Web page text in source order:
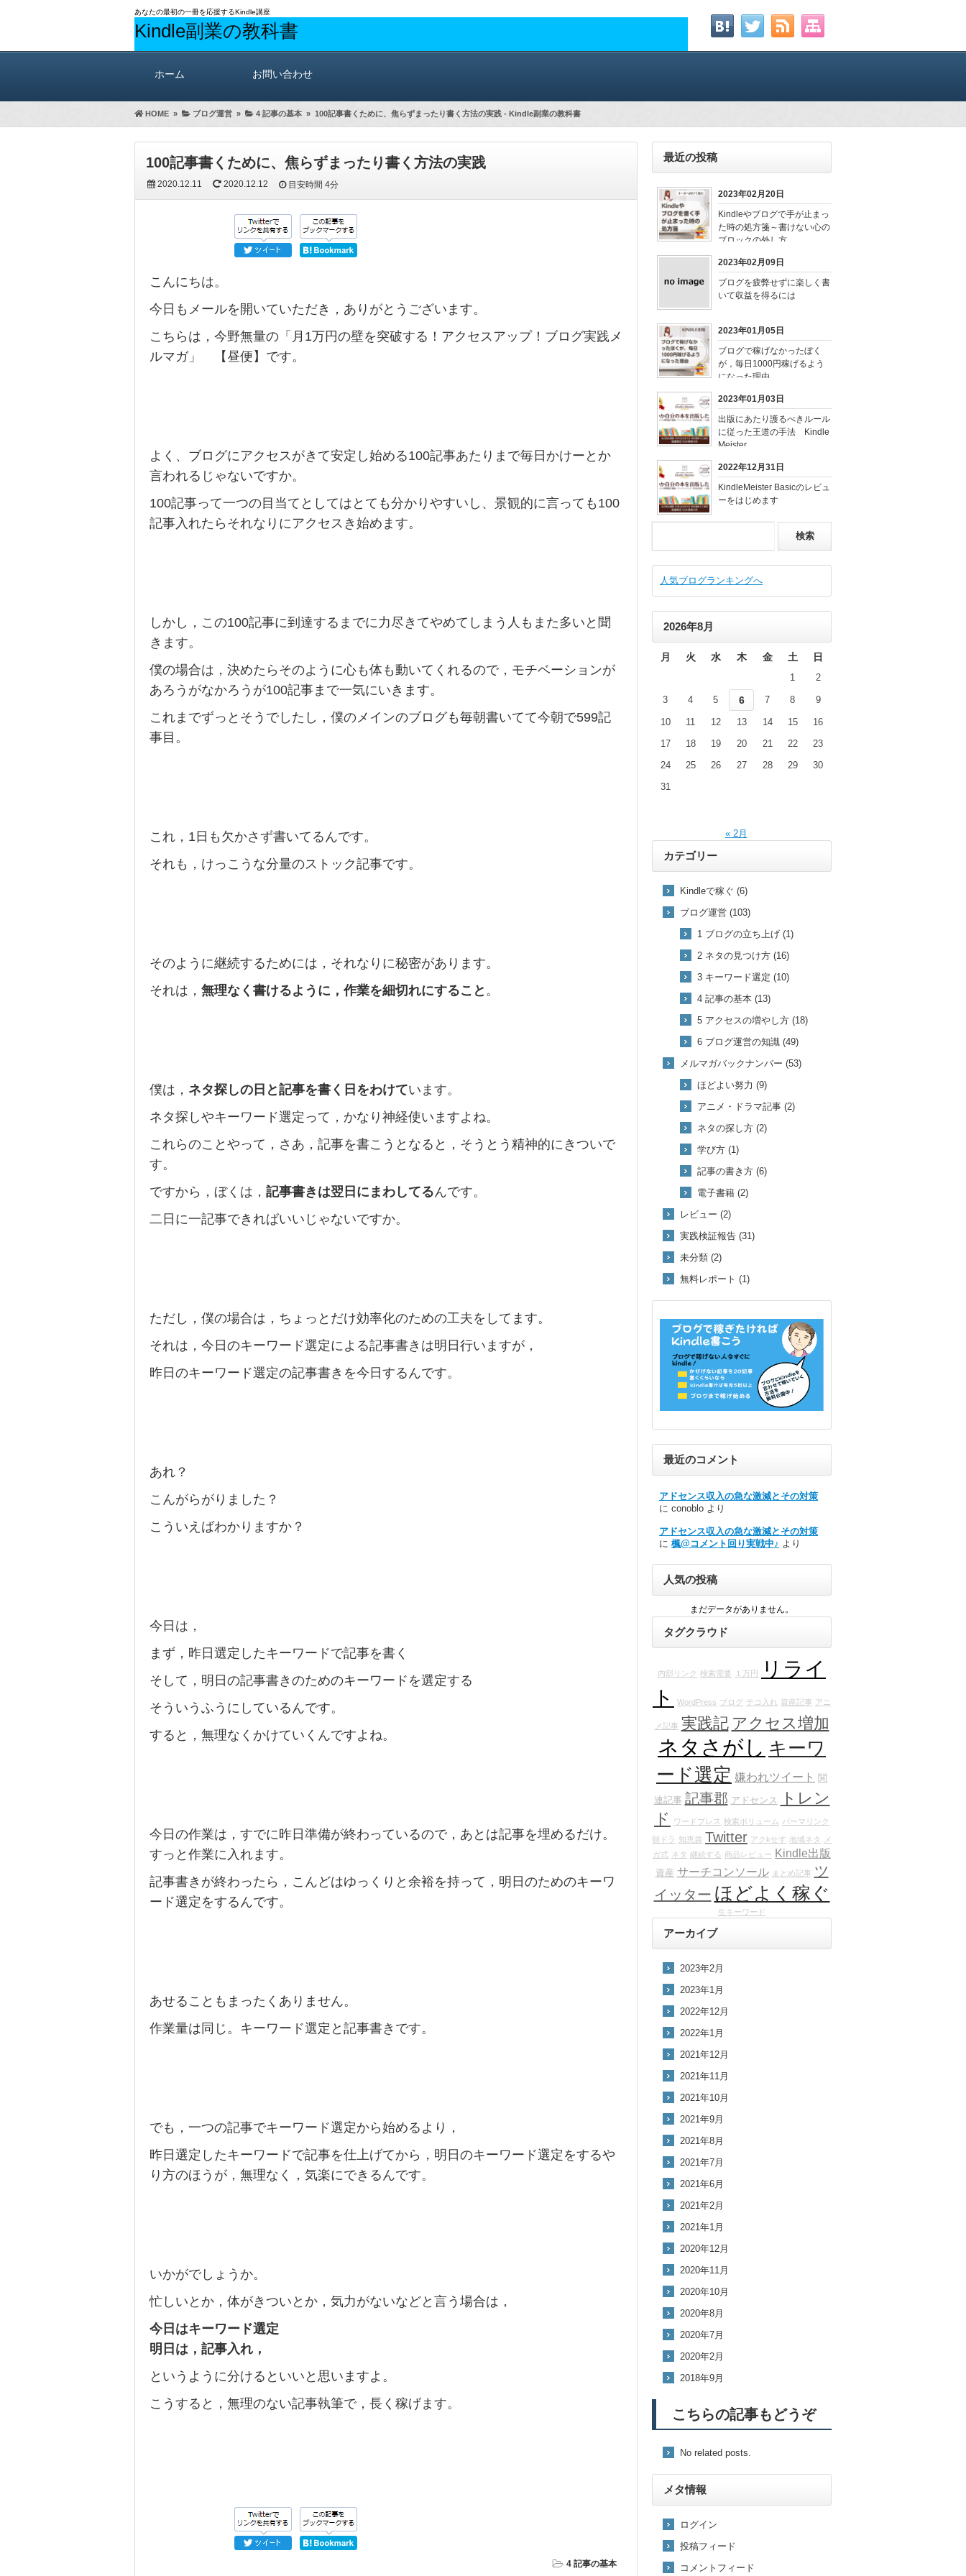
あなたの最初の一冊を応援するKindle講座
Kindle副業の教科書
ホーム お問い合わせ
HOME » ブログ運営 » 4 記事の基本 » 100記事書くために、焦らずまったり書く方法の実践 - Kindle副業の教科書
100記事書くために、焦らずまったり書く方法の実践
2020.12.11 2020.12.12 目安時間4分
こんにちは。
今日もメールを開いていただき，ありがとうございます。
こちらは，今野無量の「月1万円の壁を突破する！アクセスアップ！ブログ実践メ
ルマガ」 【昼便】です。
よく、ブログにアクセスがきて安定し始める100記事あたりまで毎日かけーとか
言われるじゃないですか。
100記事って一つの目当てとしてはとても分かりやすいし、景観的に言っても100
記事入れたらそれなりにアクセスき始めます。
しかし，この100記事に到達するまでに力尽きてやめてしまう人もまた多いと聞
きます。
僕の場合は，決めたらそのように心も体も動いてくれるので，モチベーションが
あろうがなかろうが100記事まで一気にいきます。
これまでずっとそうでしたし，僕のメインのブログも毎朝書いてて今朝で599記
事目。
これ，1日も欠かさず書いてるんです。
それも，けっこうな分量のストック記事です。
そのように継続するためには，それなりに秘密があります。
それは， 無理なく書けるように，作業を細切れにすること 。
僕は， ネタ探しの日と記事を書く日をわけています。
ネタ探しやキーワード選定って，かなり神経使いますよね。
これらのことやって，さあ，記事を書こうとなると，そうとう精神的にきついで
す。
ですから，ぼくは， 記事書きは翌日にまわしてるんです。
二日に一記事できればいいじゃないですか。
ただし，僕の場合は，ちょっとだけ効率化のための工夫をしてます。
それは，今日のキーワード選定による記事書きは明日行いますが，
昨日のキーワード選定の記事書きを今日するんです。
あれ？
こんがらがりました？
こういえばわかりますか？
今日は，
まず，昨日選定したキーワードで記事を書く
そして，明日の記事書きのためのキーワードを選定する
そういうふうにしているんです。
すると，無理なくかけていくんですよね。
今日の作業は，すでに昨日準備が終わっているので，あとは記事を埋めるだけ。
すっと作業に入れます。
記事書きが終わったら，こんどはゆっくりと余裕を持って，明日のためのキーワ
ード選定をするんです。
あせることもまったくありません。
作業量は同じ。キーワード選定と記事書きです。
でも，一つの記事でキーワード選定から始めるより，
昨日選定したキーワードで記事を仕上げてから，明日のキーワード選定をするや
り方のほうが，無理なく，気楽にできるんです。
いかがでしょうか。
忙しいとか，体がきついとか，気力がないなどと言う場合は，
今日はキーワード選定
明日は，記事入れ，
というように分けるといいと思いますよ。
こうすると，無理のない記事執筆で，長く稼げます。
4 記事の基本
最近の投稿
2023年02月20日
Kindleやブログで手が止まっ
た時の処方箋～書けない心の
ブロックの外し方
2023年02月09日
ブログを疲弊せずに楽しく書
いて収益を得るには
2023年01月05日
ブログで稼げなかったぼく
が，毎日1000円稼げるよう
になった理由
2023年01月03日
出版にあたり護るべきルール
に従った王道の手法 Kindle
Meister
2022年12月31日
KindleMeister Basicのレビュ
ーをはじめます
人気ブログランキングへ
2026年8月
月 火 水 木 金 土 日
1 2
3 4 5 6 7 8 9
10 11 12 13 14 15
16
17
18 19 20 21 22
23
24
25 26 27 28 29
30
31
« 2月
カテゴリー
Kindleで稼ぐ (6)
ブログ運営 (103)
1 ブログの立ち上げ (1)
2 ネタの見つけ方 (16)
3 キーワード選定 (10)
4 記事の基本 (13)
5 アクセスの増やし方 (18)
6 ブログ運営の知識 (49)
メルマガバックナンバー (53)
ほどよい努力 (9)
アニメ・ドラマ記事 (2)
ネタの探し方 (2)
学び方 (1)
記事の書き方 (6)
電子書籍 (2)
レビュー (2)
実践検証報告 (31)
未分類 (2)
無料レポート (1)
最近のコメント
アドセンス収入の急な激減とその対策
に conoblo より
アドセンス収入の急な激減とその対策
に 楓@コメント回り実戦中♪ より
人気の投稿
まだデータがありません。
タグクラウド
内部リンク 検索需要 １万円
リライ
ト
WordPress ブログ テコ入れ 資産記事 アニ
メ記事 実践記 アクセス増加
ネタさがし キーワ
ード選定 嫌われツイート 関
連記事 記事郡 アドセンス
トレン
ド
ワードプレス 検索ボリューム パーマリンク
朝ドラ 知恵袋 Twitter アクkせす 地域ネタ
メ
ガ式 ネタ 継続する 商品レビュー Kindle出版
資産 サーチコンソール まとめ記事 ツ
イッター ほどよく稼ぐ
生キーワード
アーカイブ
2023年2月
2023年1月
2022年12月
2022年1月
2021年12月
2021年11月
2021年10月
2021年9月
2021年8月
2021年7月
2021年6月
2021年2月
2021年1月
2020年12月
2020年11月
2020年10月
2020年8月
2020年7月
2020年2月
2018年9月
こちらの記事もどうぞ
No related posts.
メタ情報
ログイン
投稿フィード
コメントフィード